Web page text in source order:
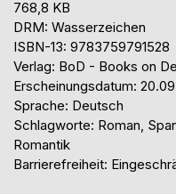
768,8 KB
DRM: Wasserzeichen
ISBN-13: 9783759791528
Verlag: BoD - Books on
Erscheinungsdatum:
Sprache: Deutsch
Schlagworte: Roman,
Romantik
Barrierefreiheit: